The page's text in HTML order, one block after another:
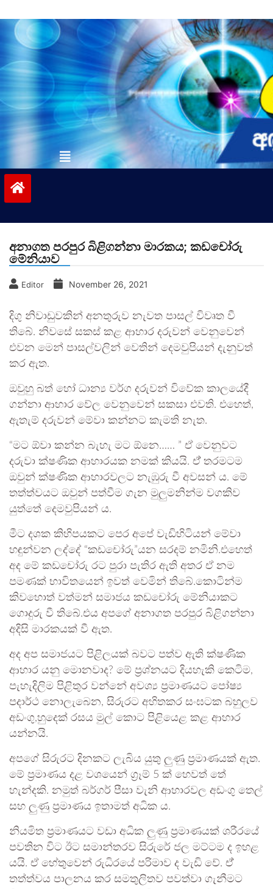
to
contentvinivida.lk
අනාගත පරපුර බිළිගන්නා මාරකය; කඩචෝරු
මේනියාව
Editor November 26, 2021
දිගු නිවාඩුවකින් අනතුරුව නැවත පාසල් විවෘත වී
තිබේ. නිවසේ සකස් කළ ආහාර දරුවන් වෙනුවෙන්
එවන මෙන් පාසල්වලින් වෙතින් දෙමවුපියන් දැනුවත්
කර ඇත.
ඔවුහු බත් හෝ ධාන්‍ය වර්ග දරුවන් විවේක කාලයේදී
ගන්නා ආහාර වේල වෙනුවෙන් සකසා එවති. එහෙත්,
ඇතැම් දරුවන් මේවා කන්නට කැමති නැත.
“මට ඕවා කන්න බැහැ මට ඕනෙ…… ” ඒ වෙනුවට
දරුවා ක්ෂණික ආහාරයක නමක් කියයි. ඒ් තරමටම
ඔවුන් ක්ෂණික ආහාරවලට නැඹුරු වී අවසන් ය. මේ
තත්ත්වයට ඔවුන් පත්වීම ගැන මුලුමනින්ම වගකිව
යුත්තේ දෙමවුපියන් ය.
මීට දශක කිහිපයකට පෙර අපේ වැඩිහිටියන් මේවා
හඳුන්වන ලද්දේ “කඩචෝරු”යන සරදම් නමිනි.එහෙත්
අද මේ කඩචෝරු රට පුරා පැතිර ඇති අතර ඒ නම
පමණක් භාවිතයෙන් ඉවත් වෙමින් තිබේ.කොටින්ම
කිවහොත් වත්මන් සමාජය කඩචෝරු මේනියාකට
ගොදුරු වී තිබේ.එය අපගේ අනාගත පරපුර බිළිගන්නා
අදිසි මාරකයක් වී ඇත.
අද අප සමාජයට පිළිලයක් බවට පත්ව ඇති ක්ෂණික
ආහාර යනු මොනවාද? මේ ප්‍රශ්නයට දියහැකි කෙටිම,
පැහැදිලිම පිළිතුර වන්නේ අවශ්‍ය ප්‍රමාණයට පෝෂ්‍ය
පදාර්ථ නොලැබෙන, සිරුරට අහිතකර සංඝටක බහුලව
අඩංගු,හුදෙක් රසය මුල් කොට පිළියෙළ කළ ආහාර
යන්නයි.
අපගේ සිරුරට දිනකට ලැබිය යුතු ලුණු ප්‍රමාණයක් ඇත.
මේ ප්‍රමාණය දළ වශයෙන් ග්‍රෑම් 5 ක් හෙවත් තේ
හැන්දකි. නමුත් බර්ගර් පීසා වැනි ආහාරවල අඩංගු තෙල්
සහ ලුණු ප්‍රමාණය ඉතාමත් අධික ය.
නියමිත ප්‍රමාණයට වඩා අධික ලුණු ප්‍රමාණයක් ශරීරයේ
පවතින විට ඊට සමාන්තරව සිරුරේ ජල මට්ටම ද ඉහළ
යයි. ඒ හේතුවෙන් රුධිරයේ පරිමාව ද වැඩි වේ. ඒ්
තත්ත්වය පාලනය කර සමතුලිතව පවත්වා ගැනීමට